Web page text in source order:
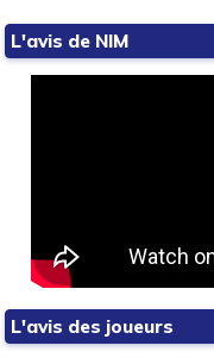
L'avis de NIM
L'avis des joueurs